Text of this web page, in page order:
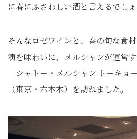
に春にふさわしい酒と言えるでしょ
そんなロゼワインと、春の旬な食
演を味わいに、メルシャンが運営
「シャトー・メルシャン トーキョ
（東京・六本木）を訪ねました。